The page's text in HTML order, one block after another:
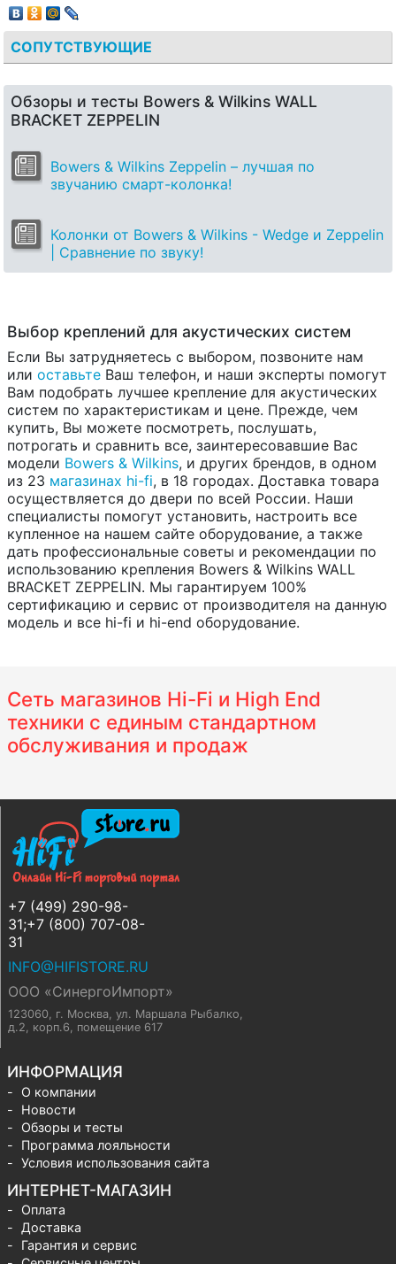
СОПУТСТВУЮЩИЕ
Обзоры и тесты Bowers & Wilkins WALL
BRACKET ZEPPELIN
Bowers & Wilkins Zeppelin – лучшая по
звучанию смарт-колонка!
Колонки от Bowers & Wilkins - Wedge и Zeppelin
| Сравнение по звуку!
Выбор креплений для акустических систем
Если Вы затрудняетесь с выбором, позвоните нам
или оставьте Ваш телефон, и наши эксперты помогут
Вам подобрать лучшее крепление для акустических
систем по характеристикам и цене. Прежде, чем
купить, Вы можете посмотреть, послушать,
потрогать и сравнить все, заинтересовавшие Вас
модели Bowers & Wilkins, и других брендов, в одном
из 23 магазинах hi-fi, в 18 городах. Доставка товара
осуществляется до двери по всей России. Наши
специалисты помогут установить, настроить все
купленное на нашем сайте оборудование, а также
дать профессиональные советы и рекомендации по
использованию крепления Bowers & Wilkins WALL
BRACKET ZEPPELIN. Мы гарантируем 100%
сертификацию и сервис от производителя на данную
модель и все hi-fi и hi-end оборудование.
Сеть магазинов Hi-Fi и High End
техники с единым стандартном
обслуживания и продаж
+7 (499) 290-98-
31;+7 (800) 707-08-
31
INFO@HIFISTORE.RU
ООО «СинергоИмпорт»
123060, г. Москва, ул. Маршала Рыбалко,
д.2, корп.6, помещение 617
ИНФОРМАЦИЯ
О компании
Новости
Обзоры и тесты
Программа лояльности
Условия использования сайта
ИНТЕРНЕТ-МАГАЗИН
Оплата
Доставка
Гарантия и сервис